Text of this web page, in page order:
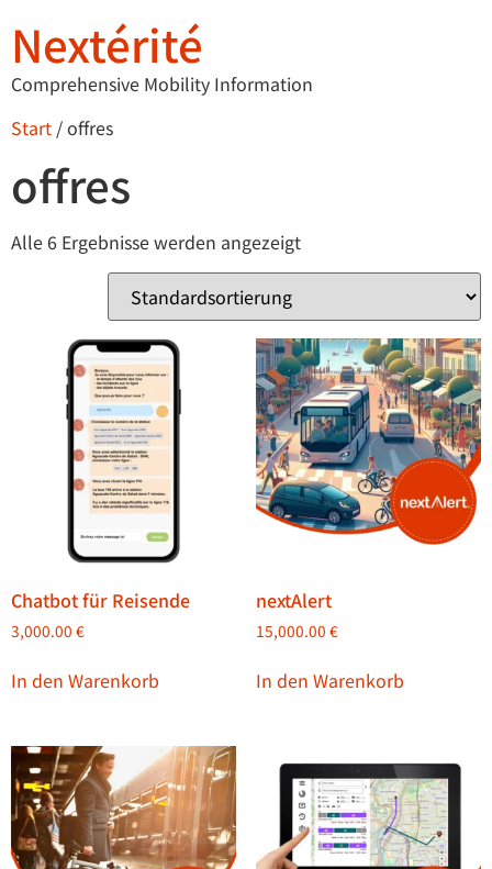
Nextérité
Comprehensive Mobility Information
Start / offres
offres
Alle 6 Ergebnisse werden angezeigt
Chatbot für Reisende
3,000.00 €
In den Warenkorb
nextAlert
15,000.00 €
In den Warenkorb